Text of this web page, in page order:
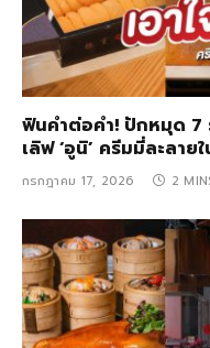
ฟินคำต่อคำ! ปักหมุด 7
เลิฟ ‘อูนิ’ ครีมมี่ละลาย
กรกฎาคม 17, 2026 2